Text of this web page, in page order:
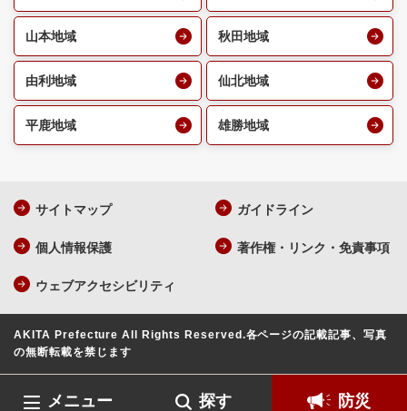
メニュー 探す 防災
山本地域 秋田地域
由利地域 仙北地域
平鹿地域 雄勝地域
サイトマップ ガイドライン
個人情報保護 著作権・リンク・免責事項
ウェブアクセシビリティ
AKITA Prefecture All Rights Reserved.各ページの記載記事、写真
の無断転載を禁じます